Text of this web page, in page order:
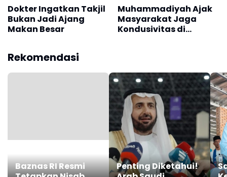
Dokter Ingatkan Takjil
Bukan Jadi Ajang
Makan Besar
Muhammadiyah Ajak
Masyarakat Jaga
Kondusivitas di
Rekomendasi
Baznas RI Resmi
Penting Diketahui!